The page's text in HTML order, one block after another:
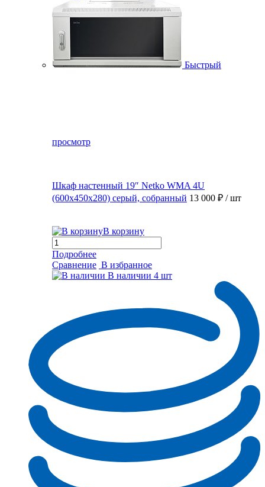
Быстрый
просмотр
Шкаф настенный 19″ Netko WMA 4U
(600x450x280) серый, собранный 13 000 ₽ / шт
В корзину
Подробнее
Сравнение В избранное
В наличии 4 шт